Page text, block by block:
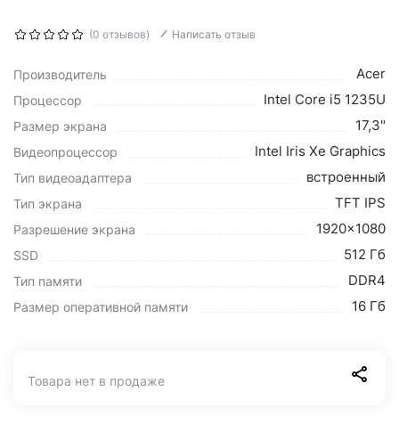
(0 отзывов) Написать отзыв
Производитель Acer
Процессор Intel Core i5 1235U
Размер экрана 17,3"
Видеопроцессор Intel Iris Xe Graphics
Тип видеоадаптера встроенный
Тип экрана TFT IPS
Разрешение экрана 1920x1080
SSD 512 Гб
Тип памяти DDR4
Размер оперативной памяти 16 Гб
Товара нет в продаже